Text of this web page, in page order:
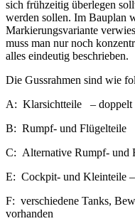
sich frühzeitig überlegen
werden sollen. Im Bauplan
Markierungsvariante
muss man nur noch
alles eindeutig beschrieben.
Die Gussrahmen sind wie
A: Klarsichtteile – doppelt
B: Rumpf- und Flügelteile
C: Alternative Rumpf- und
E: Cockpit- und Kleinteile
F: verschiedene Tanks,
vorhanden